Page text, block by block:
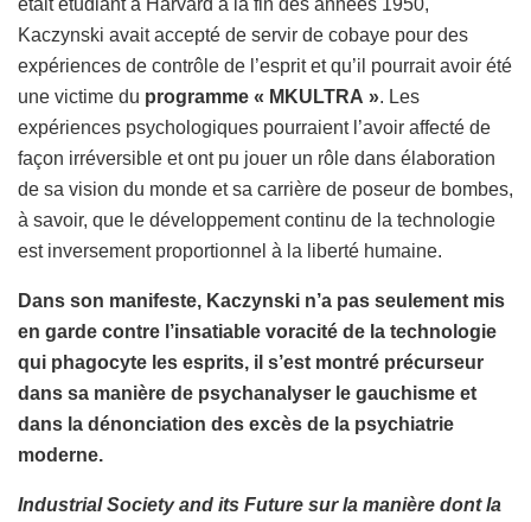
était étudiant à Harvard à la fin des années 1950,
Kaczynski avait accepté de servir de cobaye pour des
expériences de contrôle de l’esprit et qu’il pourrait avoir été
une victime du programme « MKULTRA ». Les
expériences psychologiques pourraient l’avoir affecté de
façon irréversible et ont pu jouer un rôle dans élaboration
de sa vision du monde et sa carrière de poseur de bombes,
à savoir, que le développement continu de la technologie
est inversement proportionnel à la liberté humaine.
Dans son manifeste, Kaczynski n’a pas seulement mis
en garde contre l’insatiable voracité de la technologie
qui phagocyte les esprits, il s’est montré précurseur
dans sa manière de psychanalyser le gauchisme et
dans la dénonciation des excès de la psychiatrie
moderne.
Industrial Society and its Future sur la manière dont la